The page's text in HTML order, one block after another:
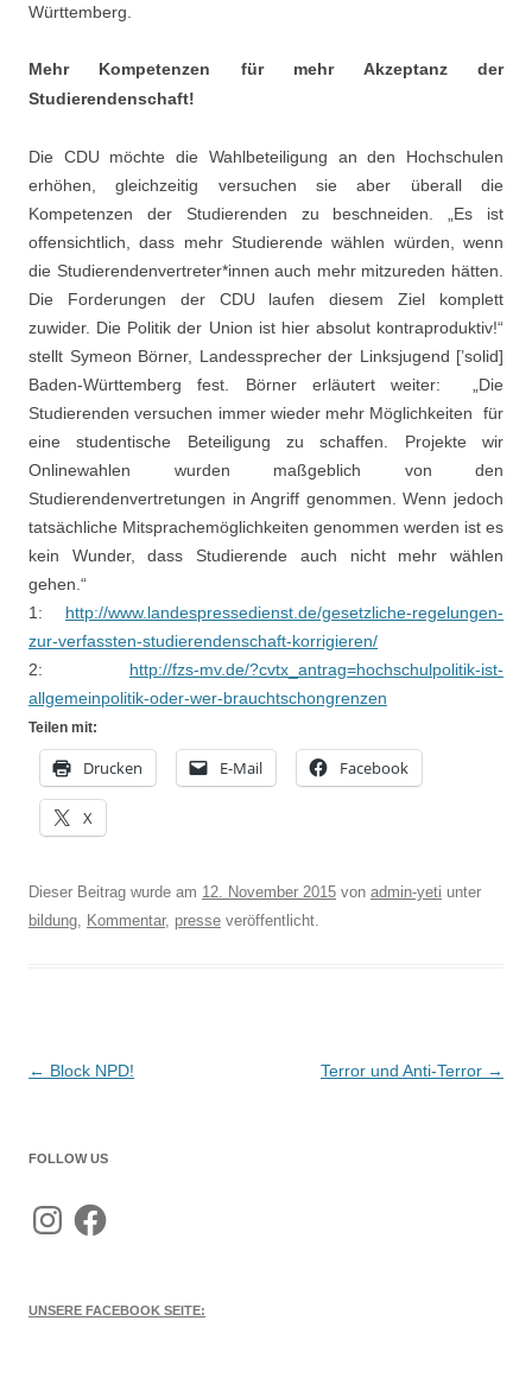
Württemberg.
Mehr Kompetenzen für mehr Akzeptanz der
Studierendenschaft!
Die CDU möchte die Wahlbeteiligung an den Hochschulen
erhöhen, gleichzeitig versuchen sie aber überall die
Kompetenzen der Studierenden zu beschneiden. „Es ist
offensichtlich, dass mehr Studierende wählen würden, wenn
die Studierendenvertreter*innen auch mehr mitzureden hätten.
Die Forderungen der CDU laufen diesem Ziel komplett
zuwider. Die Politik der Union ist hier absolut kontraproduktiv!“
stellt Symeon Börner, Landessprecher der Linksjugend [’solid]
Baden-Württemberg fest. Börner erläutert weiter: „Die
Studierenden versuchen immer wieder mehr Möglichkeiten für
eine studentische Beteiligung zu schaffen. Projekte wir
Onlinewahlen wurden maßgeblich von den
Studierendenvertretungen in Angriff genommen. Wenn jedoch
tatsächliche Mitsprachemöglichkeiten genommen werden ist es
kein Wunder, dass Studierende auch nicht mehr wählen
gehen.“
1: http://www.landespressedienst.de/gesetzliche-regelungen-
zur-verfassten-studierendenschaft-korrigieren/
2: http://fzs-mv.de/?cvtx_antrag=hochschulpolitik-ist-
allgemeinpolitik-oder-wer-brauchtschongrenzen
Teilen mit:
Drucken E-Mail Facebook
X
Dieser Beitrag wurde am 12. November 2015 von admin-yeti unter
bildung Kommentar, presse veröffentlicht.
Beitragsnavigation
← Block NPD! Terror und Anti-Terror →
FOLLOW US
InstagramFacebook
UNSERE FACEBOOK SEITE: